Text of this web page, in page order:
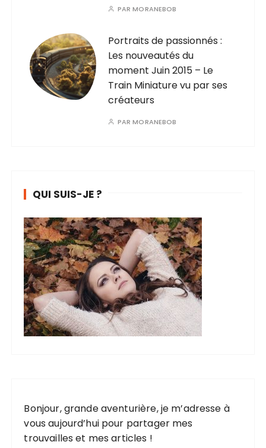
PARMORANEBOB
Portraits de passionnés :
Les nouveautés du
moment Juin 2015 – Le
Train Miniature vu par ses
créateurs
PARMORANEBOB
QUI SUIS-JE ?
Bonjour, grande aventurière, je m’adresse à
vous aujourd’hui pour partager mes
trouvailles et mes articles !